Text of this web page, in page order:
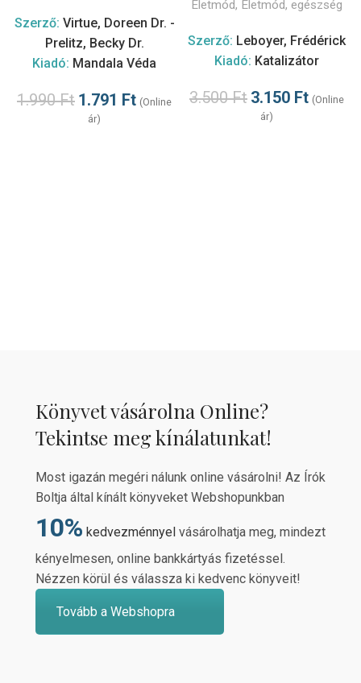
Szerző: Virtue, Doreen Dr. -
Prelitz, Becky Dr.
Kiadó: Mandala Véda
1.990Ft 1.791 Ft (Online
ár)
Életmód, Életmód, egészség
Szerző: Leboyer, Frédérick
Kiadó: Katalizátor
3.500Ft 3.150 Ft (Online
ár)
Könyvet vásárolna Online?
Tekintse meg kínálatunkat!
Most igazán megéri nálunk online vásárolni! Az Írók
Boltja által kínált könyveket Webshopunkban
10% kedvezménnyel vásárolhatja meg, mindezt
kényelmesen, online bankkártyás fizetéssel.
Nézzen körül és válassza ki kedvenc könyveit!
Tovább a Webshopra